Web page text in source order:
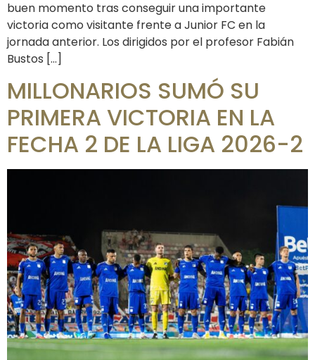
buen momento tras conseguir una importante
victoria como visitante frente a Junior FC en la
jornada anterior. Los dirigidos por el profesor Fabián
Bustos […]
MILLONARIOS SUMÓ SU
PRIMERA VICTORIA EN LA
FECHA 2 DE LA LIGA 2026-2